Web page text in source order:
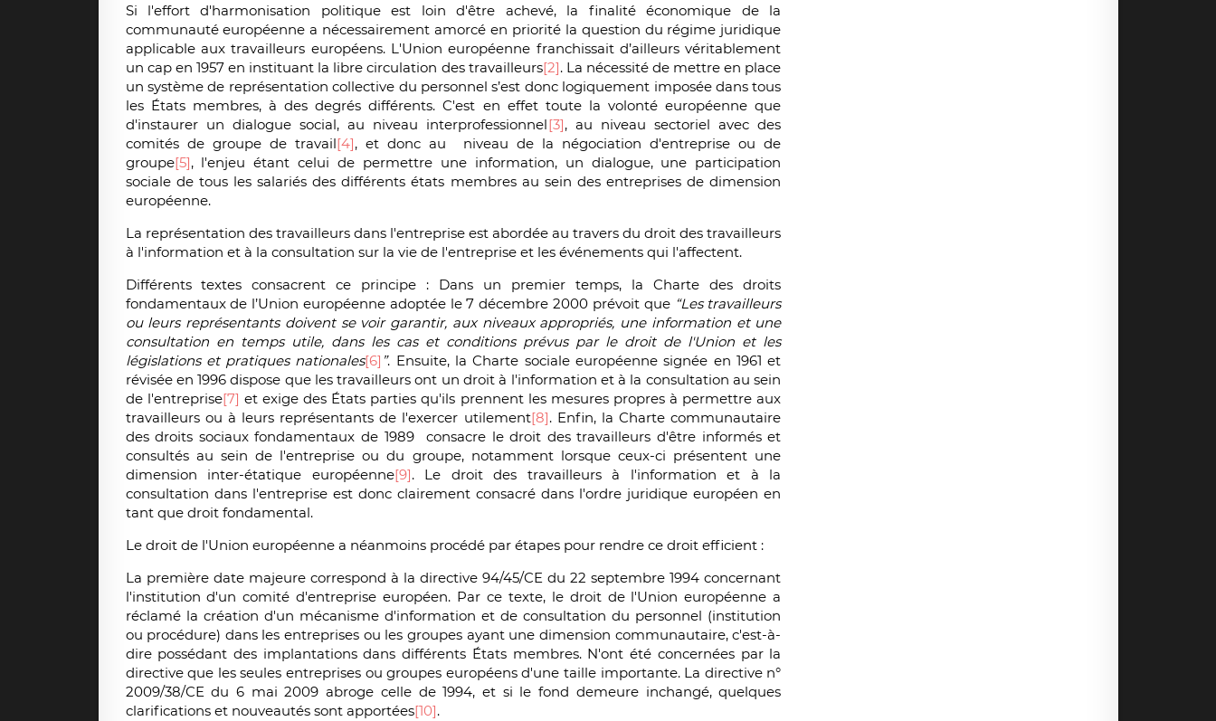
Si l'effort d'harmonisation politique est loin d'être achevé, la finalité économique de la
communauté européenne a nécessairement amorcé en priorité la question du régime juridique
applicable aux travailleurs européens. L'Union européenne franchissait d’ailleurs véritablement
un cap en 1957 en instituant la libre circulation des travailleurs[2]. La nécessité de mettre en place
un système de représentation collective du personnel s’est donc logiquement imposée dans tous
les États membres, à des degrés différents. C'est en effet toute la volonté européenne que
d'instaurer un dialogue social, au niveau interprofessionnel[3], au niveau sectoriel avec des
comités de groupe de travail[4], et donc au niveau de la négociation d'entreprise ou de
groupe[5], l'enjeu étant celui de permettre une information, un dialogue, une participation
sociale de tous les salariés des différents états membres au sein des entreprises de dimension
européenne.
La représentation des travailleurs dans l'entreprise est abordée au travers du droit des travailleurs
à l'information et à la consultation sur la vie de l'entreprise et les événements qui l'affectent.
Différents textes consacrent ce principe : Dans un premier temps, la Charte des droits
fondamentaux de l’Union européenne adoptée le 7 décembre 2000 prévoit que “Les travailleurs
ou leurs représentants doivent se voir garantir, aux niveaux appropriés, une information et une
consultation en temps utile, dans les cas et conditions prévus par le droit de l'Union et les
législations et pratiques nationales[6] ”. Ensuite, la Charte sociale européenne signée en 1961 et
révisée en 1996 dispose que les travailleurs ont un droit à l'information et à la consultation au sein
de l'entreprise[7] et exige des États parties qu'ils prennent les mesures propres à permettre aux
travailleurs ou à leurs représentants de l'exercer utilement[8]. Enfin, la Charte communautaire
des droits sociaux fondamentaux de 1989 consacre le droit des travailleurs d'être informés et
consultés au sein de l'entreprise ou du groupe, notamment lorsque ceux-ci présentent une
dimension inter-étatique européenne[9]. Le droit des travailleurs à l'information et à la
consultation dans l'entreprise est donc clairement consacré dans l'ordre juridique européen en
tant que droit fondamental.
Le droit de l'Union européenne a néanmoins procédé par étapes pour rendre ce droit efficient :
La première date majeure correspond à la directive 94/45/CE du 22 septembre 1994 concernant
l'institution d'un comité d'entreprise européen. Par ce texte, le droit de l'Union européenne a
réclamé la création d'un mécanisme d'information et de consultation du personnel (institution
ou procédure) dans les entreprises ou les groupes ayant une dimension communautaire, c'est-à-
dire possédant des implantations dans différents États membres. N'ont été concernées par la
directive que les seules entreprises ou groupes européens d'une taille importante. La directive n°
2009/38/CE du 6 mai 2009 abroge celle de 1994, et si le fond demeure inchangé, quelques
clarifications et nouveautés sont apportées[10].